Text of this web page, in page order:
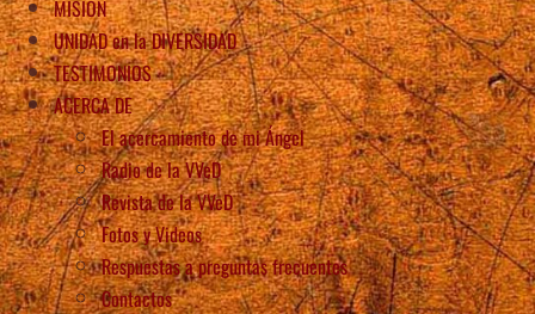
MISIÓN
UNIDAD en la DIVERSIDAD
TESTIMONIOS
ACERCA DE
El acercamiento de mi Ángel
Radio de la VVeD
Revista de la VVeD
Fotos y Videos
Respuestas a preguntas frecuentes
Contactos